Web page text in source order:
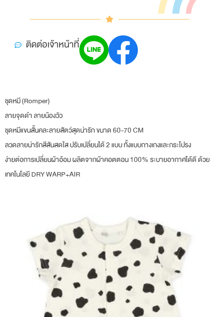
ติดต่อเจ้าหน้าที่
ชุดหมี (Romper)
ลายจุดดำ ลายน้องวัว
ชุดหมีแขนสั้นคละลายสัตว์สุดน่ารัก ขนาด 60-70 CM
ลวดลายน่ารักสีสันสดใส ปรับเปลี่ยนได้ 2 แบบ ทั้งแบบกางเกงและกระโปรง
ง่ายต่อการเปลี่ยนผ้าอ้อม ผลิตจากผ้าคอตตอน 100% ระบายอากาศได้ดี ด้วย
เทคโนโลยี DRY WARP+AIR